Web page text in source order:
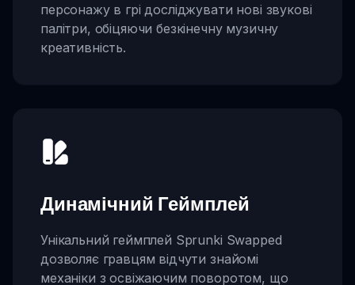
персонажу в грі досліджувати нові звукові
палітри, обіцяючи безкінечну музичну
креативність.
Динамічний Геймплей
Унікальний геймплей Sprunki Swapped
дозволяє гравцям відчути знайомі
механіки з освіжаючим поворотом, що